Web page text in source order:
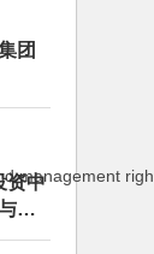
团
资中
案